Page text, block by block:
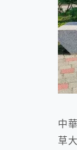
中
草